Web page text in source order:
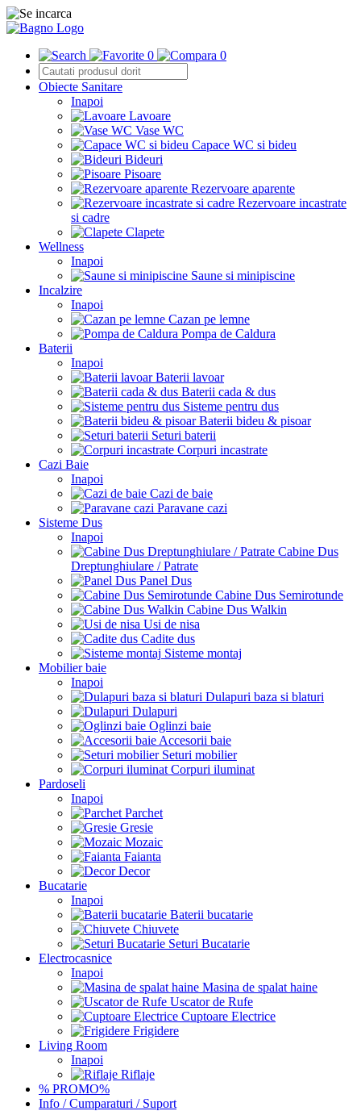
0 0
Obiecte Sanitare
Inapoi
Lavoare
Vase WC
Capace WC si bideu
Bideuri
Pisoare
Rezervoare aparente
Rezervoare incastrate
si cadre
Clapete
Wellness
Inapoi
Saune si minipiscine
Incalzire
Inapoi
Cazan pe lemne
Pompa de Caldura
Baterii
Inapoi
Baterii lavoar
Baterii cada & dus
Sisteme pentru dus
Baterii bideu & pisoar
Seturi baterii
Corpuri incastrate
Cazi Baie
Inapoi
Cazi de baie
Paravane cazi
Sisteme Dus
Inapoi
Cabine Dus
Dreptunghiulare / Patrate
Panel Dus
Cabine Dus Semirotunde
Cabine Dus Walkin
Usi de nisa
Cadite dus
Sisteme montaj
Mobilier baie
Inapoi
Dulapuri baza si blaturi
Dulapuri
Oglinzi baie
Accesorii baie
Seturi mobilier
Corpuri iluminat
Pardoseli
Inapoi
Parchet
Gresie
Mozaic
Faianta
Decor
Bucatarie
Inapoi
Baterii bucatarie
Chiuvete
Seturi Bucatarie
Electrocasnice
Inapoi
Masina de spalat haine
Uscator de Rufe
Cuptoare Electrice
Frigidere
Living Room
Inapoi
Riflaje
% PROMO%
Info / Cumparaturi / Suport